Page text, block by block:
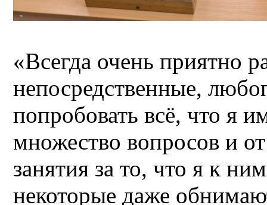
«Всегда очень приятно
непосредственные,
попробовать всё, что я
множество вопросов и
занятия за то, что я к
некоторые даже